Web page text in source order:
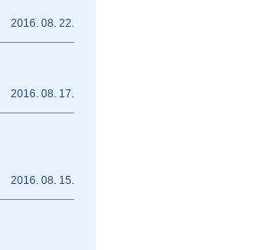
2016. 08. 22.
2016. 08. 17.
2016. 08. 15.